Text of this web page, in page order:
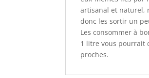
artisanal et naturel,
donc les sortir un
Les consommer à
1 litre vous pourrait
proches.